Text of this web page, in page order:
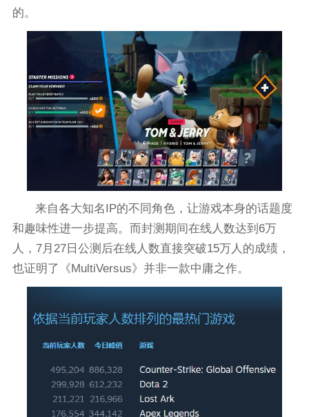
的。
来自各大知名IP的不同角色，让游戏本身的话题度
和趣味性进一步提高。而封测期间在线人数达到6万
人，7月27日公测后在线人数直接突破15万人的成绩，
也证明了《MultiVersus》并非一款中庸之作。